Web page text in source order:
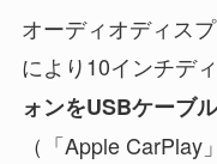
オーディオディス
により10インチデ
ォンをUSBケーブ
（「Apple